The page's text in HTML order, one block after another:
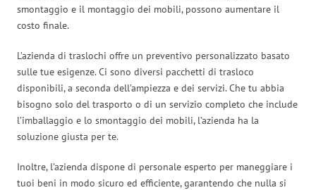
smontaggio e il montaggio dei mobili, possono aumentare il
costo finale.
L’azienda di traslochi offre un preventivo personalizzato basato
sulle tue esigenze. Ci sono diversi pacchetti di trasloco
disponibili, a seconda dell’ampiezza e dei servizi. Che tu abbia
bisogno solo del trasporto o di un servizio completo che include
l’imballaggio e lo smontaggio dei mobili, l’azienda ha la
soluzione giusta per te.
Inoltre, l’azienda dispone di personale esperto per maneggiare i
tuoi beni in modo sicuro ed efficiente, garantendo che nulla si